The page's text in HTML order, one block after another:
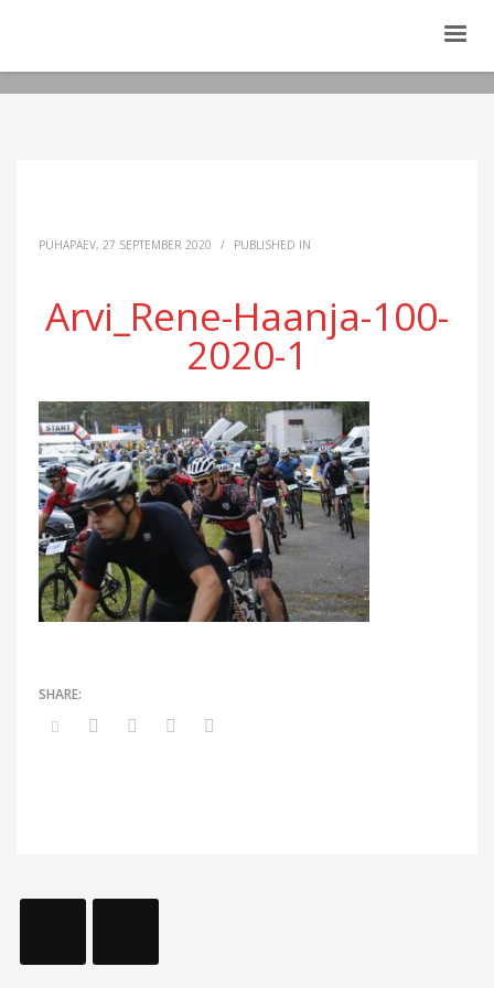
PÜHAPÄEV, 27 SEPTEMBER 2020 / PUBLISHED IN
Arvi_Rene-Haanja-100-
2020-1